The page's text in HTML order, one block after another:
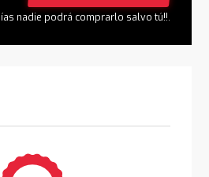
nadie podrá comprarlo salvo tú!!.